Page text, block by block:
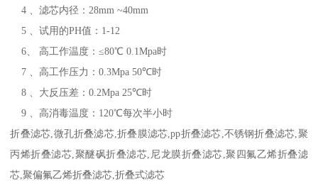
4 、滤芯内径：28mm ~40mm
5 、试用的PH值：1-12
6、 高工作温度：≤80℃ 0.1Mpa时
7 、高工作压力：0.3Mpa 50℃时
8 、大反压差：0.2Mpa 25℃时
9 、高消毒温度：120℃每次半小时
折叠滤芯,微孔折叠滤芯,折叠膜滤芯,pp折叠滤芯,不锈钢折叠滤芯,聚
丙烯折叠滤芯,聚醚砜折叠滤芯,尼龙膜折叠滤芯,聚四氟乙烯折叠滤
芯,聚偏氟乙烯折叠滤芯,折叠式滤芯